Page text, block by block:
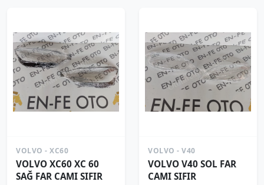
VOLVO - XC60
VOLVO XC60 XC 60
SAĞ FAR CAMI SIFIR
VOLVO - V40
VOLVO V40 SOL FAR
CAMI SIFIR